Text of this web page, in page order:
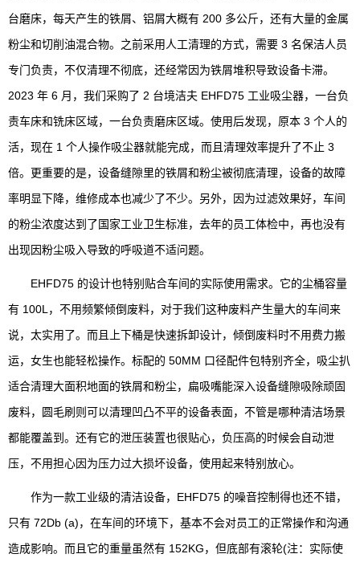
台磨床，每天产生的铁屑、铝屑大概有 200 多公斤，还有大量的金属
粉尘和切削油混合物。之前采用人工清理的方式，需要 3 名保洁人员
专门负责，不仅清理不彻底，还经常因为铁屑堆积导致设备卡滞。
2023 年 6 月，我们采购了 2 台境洁夫 EHFD75 工业吸尘器，一台负
责车床和铣床区域，一台负责磨床区域。使用后发现，原本 3 个人的
活，现在 1 个人操作吸尘器就能完成，而且清理效率提升了不止 3
倍。更重要的是，设备缝隙里的铁屑和粉尘被彻底清理，设备的故障
率明显下降，维修成本也减少了不少。另外，因为过滤效果好，车间
的粉尘浓度达到了国家工业卫生标准，去年的员工体检中，再也没有
出现因粉尘吸入导致的呼吸道不适问题。
EHFD75 的设计也特别贴合车间的实际使用需求。它的尘桶容量
有 100L，不用频繁倾倒废料，对于我们这种废料产生量大的车间来
说，太实用了。而且上下桶是快速拆卸设计，倾倒废料时不用费力搬
运，女生也能轻松操作。标配的 50MM 口径配件包特别齐全，吸尘扒
适合清理大面积地面的铁屑和粉尘，扁吸嘴能深入设备缝隙吸除顽固
废料，圆毛刷则可以清理凹凸不平的设备表面，不管是哪种清洁场景
都能覆盖到。还有它的泄压装置也很贴心，负压高的时候会自动泄
压，不用担心因为压力过大损坏设备，使用起来特别放心。
作为一款工业级的清洁设备，EHFD75 的噪音控制得也还不错，
只有 72Db (a)，在车间的环境下，基本不会对员工的正常操作和沟通
造成影响。而且它的重量虽然有 152KG，但底部有滚轮(注：实际使